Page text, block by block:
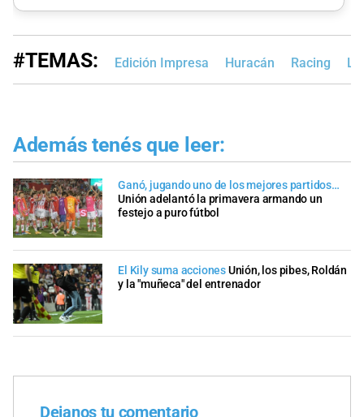
#TEMAS: Edición Impresa Huracán Racing
Además tenés que leer:
Ganó, jugando uno de los mejores partidos…
Unión adelantó la primavera armando un
festejo a puro fútbol
El Kily suma accionesUnión, los pibes, Roldán
y la "muñeca" del entrenador
Dejanos tu comentario